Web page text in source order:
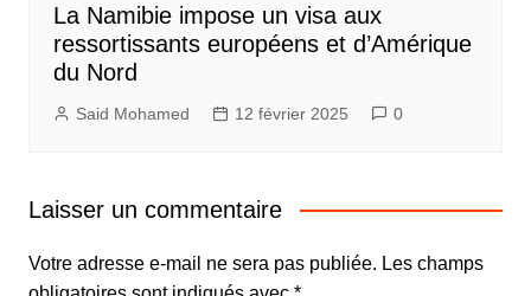
La Namibie impose un visa aux
ressortissants européens et d’Amérique
du Nord
Said Mohamed 12 février 2025 0
Laisser un commentaire
Votre adresse e-mail ne sera pas publiée. Les champs